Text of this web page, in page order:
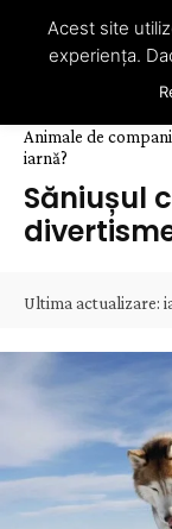
Animale de
iarnă?
Săniușul
Ultima actualizare:
Acest site
experiența.